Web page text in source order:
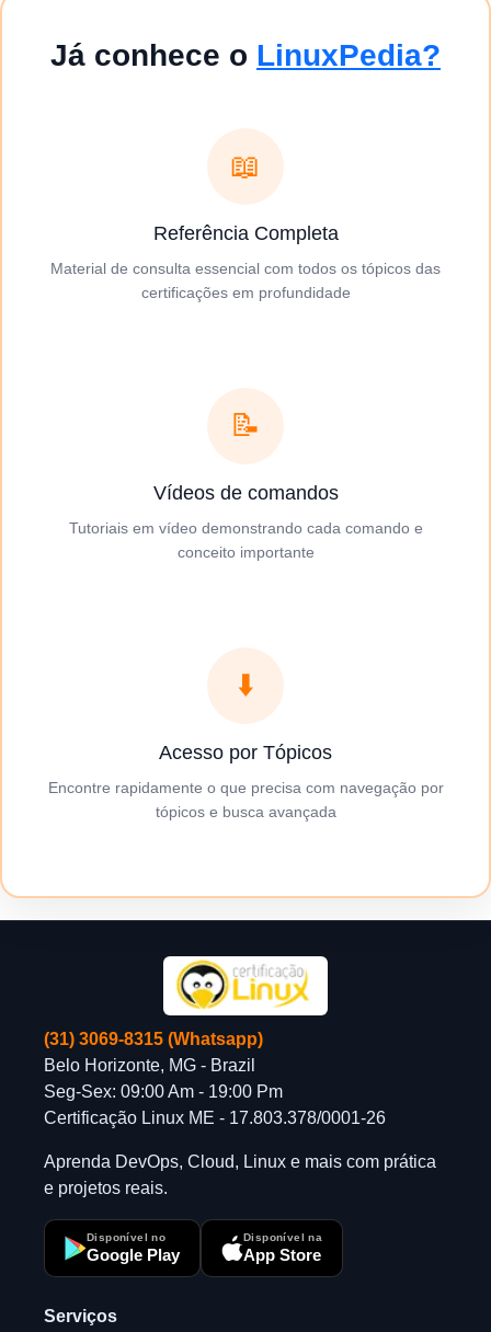
Já conhece o LinuxPedia?
📖
Referência Completa
Material de consulta essencial com todos os tópicos das
certificações em profundidade
📝
Vídeos de comandos
Tutoriais em vídeo demonstrando cada comando e
conceito importante
⬇️
Acesso por Tópicos
Encontre rapidamente o que precisa com navegação por
tópicos e busca avançada
(31) 3069-8315 (Whatsapp)
Belo Horizonte, MG - Brazil
Seg-Sex: 09:00 Am - 19:00 Pm
Certificação Linux ME - 17.803.378/0001-26
Aprenda DevOps, Cloud, Linux e mais com prática
e projetos reais.
Disponível no
Google Play
Disponível na
App Store
Serviços